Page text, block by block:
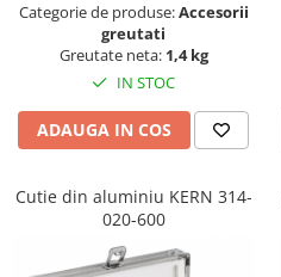
Categorie de produse:Accesorii
greutati
Greutate neta: 1,4 kg
IN STOC
ADAUGA IN COS
Cutie din aluminiu KERN 314-
020-600